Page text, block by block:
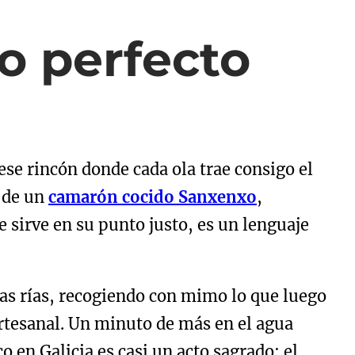
perfecto
rincón donde cada ola trae consigo el
un camarón cocido Sanxenxo,
sirve en su punto justo, es un lenguaje
rías, recogiendo con mimo lo que luego
Un minuto de más en el agua